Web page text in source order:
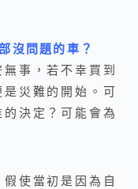
沒問題的車？
事，若不幸買到
災難的開始。可
決定？可能會為
使當初是因為自